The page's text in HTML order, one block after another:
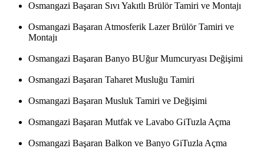
Osmangazi Başaran Sıvı Yakıtlı Brülör Tamiri ve Montajı
Osmangazi Başaran Atmosferik Lazer Brülör Tamiri ve
Montajı
Osmangazi Başaran Banyo BUğur Mumcuryası Değişimi
Osmangazi Başaran Taharet Musluğu Tamiri
Osmangazi Başaran Musluk Tamiri ve Değişimi
Osmangazi Başaran Mutfak ve Lavabo GiTuzla Açma
Osmangazi Başaran Balkon ve Banyo GiTuzla Açma